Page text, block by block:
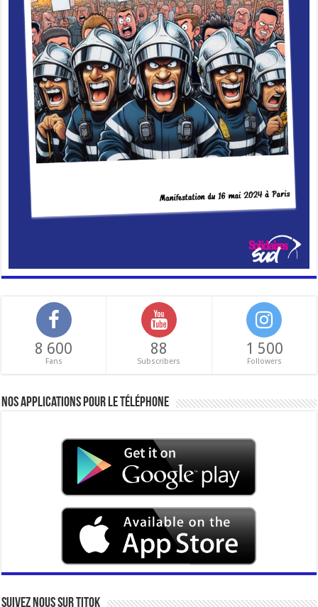
8 600
Fans
88
Subscribers
1 500
Followers
Nos applications pour le téléphone
Suivez nous sur Titok